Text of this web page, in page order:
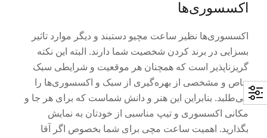
اکسسوری‌ها
اکسسوری‌ها نظیر ساعت مچیو دستبند و دیگر موارد تاثیر
بسزایی در برند کردن شخصیت شما دارند. البته این نکته
گریزناپذیر است که همچنان هر موقعیت و شرایطی سبک
خاص و مشخصی از بهره‌گیری از سبک و اکسسوری‌ها را
می‌طلبد. بنابراین این هنر و دانش شماست که برای هر جا و
مکانی اکسسوری و تیپ مناسبی از خودتان به نمایش
بگذارید. اهمیت ساعت مچی برای شما بخصوص اگر آقا